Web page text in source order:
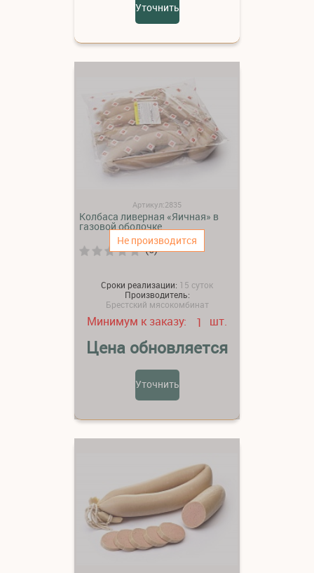
Уточнить
Не производится
Артикул:2835
Колбаса ливерная «Яичная» в
газовой оболочке
(0)
Сроки реализации: 15 суток
Производитель:
Брестский мясокомбинат
Минимум к заказу: 1 шт.
Цена обновляется
Уточнить